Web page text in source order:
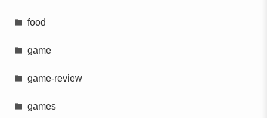
food
game
game-review
games